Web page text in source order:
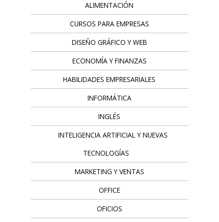
ALIMENTACIÓN
CURSOS PARA EMPRESAS
DISEÑO GRÁFICO Y WEB
ECONOMÍA Y FINANZAS
HABILIDADES EMPRESARIALES
INFORMÁTICA
INGLÉS
INTELIGENCIA ARTIFICIAL Y NUEVAS
TECNOLOGÍAS
MARKETING Y VENTAS
OFFICE
OFICIOS